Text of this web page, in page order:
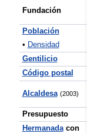
Fundación
Población
• Densidad
Gentilicio
Código postal
Alcaldesa (2003)
Presupuesto
Hermanadacon